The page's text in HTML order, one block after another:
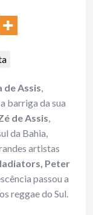
de Assis,
barriga da sua
de Assis,
da Bahia,
artistas
Peter
passou a
reggae do Sul.